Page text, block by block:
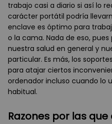
trabajo casi a diario si así lo
carácter portátil podría
enclave es óptimo para
o la cama. Nada de eso,
nuestra salud en general y
particular. Es más, los
para atajar ciertos
ordenador incluso cuando lo
habitual.
Razones por las